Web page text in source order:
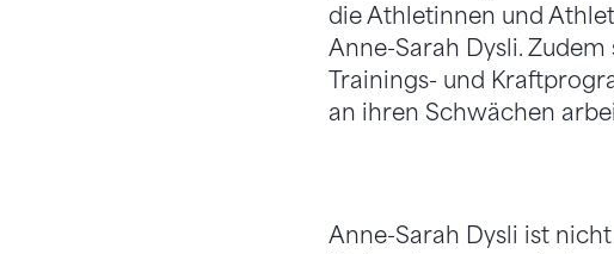
die Athletinnen und
Anne-Sarah Dysli.
Trainings- und
an ihren Schwächen
Anne-Sarah Dysli ist